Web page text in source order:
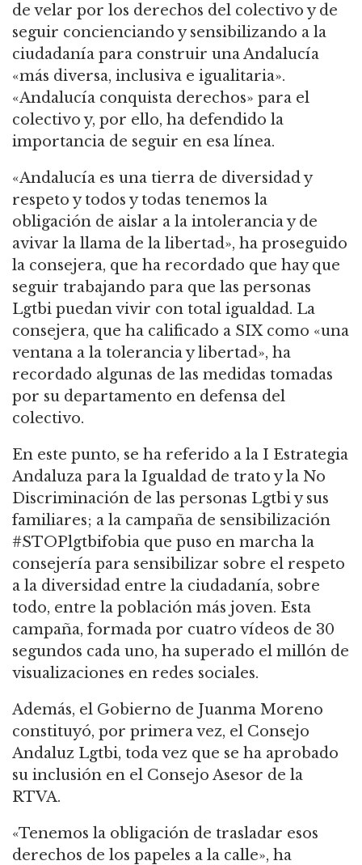
de velar por los derechos del colectivo y de
seguir concienciando y sensibilizando a la
ciudadanía para construir una Andalucía
«más diversa, inclusiva e igualitaria».
«Andalucía conquista derechos» para el
colectivo y, por ello, ha defendido la
importancia de seguir en esa línea.
«Andalucía es una tierra de diversidad y
respeto y todos y todas tenemos la
obligación de aislar a la intolerancia y de
avivar la llama de la libertad», ha proseguido
la consejera, que ha recordado que hay que
seguir trabajando para que las personas
Lgtbi puedan vivir con total igualdad. La
consejera, que ha calificado a SIX como «una
ventana a la tolerancia y libertad», ha
recordado algunas de las medidas tomadas
por su departamento en defensa del
colectivo.
En este punto, se ha referido a la I Estrategia
Andaluza para la Igualdad de trato y la No
Discriminación de las personas Lgtbi y sus
familiares; a la campaña de sensibilización
#STOPlgtbifobia que puso en marcha la
consejería para sensibilizar sobre el respeto
a la diversidad entre la ciudadanía, sobre
todo, entre la población más joven. Esta
campaña, formada por cuatro vídeos de 30
segundos cada uno, ha superado el millón de
visualizaciones en redes sociales.
Además, el Gobierno de Juanma Moreno
constituyó, por primera vez, el Consejo
Andaluz Lgtbi, toda vez que se ha aprobado
su inclusión en el Consejo Asesor de la
RTVA.
«Tenemos la obligación de trasladar esos
derechos de los papeles a la calle», ha